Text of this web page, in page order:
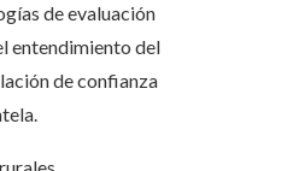
de evaluación
entendimiento del
de confianza